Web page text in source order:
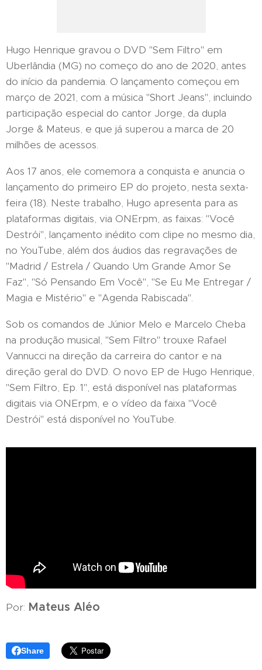
Hugo Henrique gravou o DVD "Sem Filtro" em
Uberlândia (MG) no começo do ano de 2020, antes
do início da pandemia. O lançamento começou em
março de 2021, com a música "Short Jeans", incluindo
participação especial do cantor Jorge, da dupla
Jorge & Mateus, e que já superou a marca de 20
milhões de acessos.
Aos 17 anos, ele comemora a conquista e anuncia o
lançamento do primeiro EP do projeto, nesta sexta-
feira (18). Neste trabalho, Hugo apresenta para as
plataformas digitais, via ONErpm, as faixas: "Você
Destrói", lançamento inédito com clipe no mesmo dia,
no YouTube, além dos áudios das regravações de
"Madrid / Estrela / Quando Um Grande Amor Se
Faz", "Só Pensando Em Você", "Se Eu Me Entregar /
Magia e Mistério" e "Agenda Rabiscada".
Sob os comandos de Júnior Melo e Marcelo Cheba
na produção musical, "Sem Filtro" trouxe Rafael
Vannucci na direção da carreira do cantor e na
direção geral do DVD. O novo EP de Hugo Henrique,
"Sem Filtro, Ep. 1", está disponível nas plataformas
digitais via ONErpm, e o vídeo da faixa "Você
Destrói" está disponível no YouTube.
Por: Mateus Aléo
Share